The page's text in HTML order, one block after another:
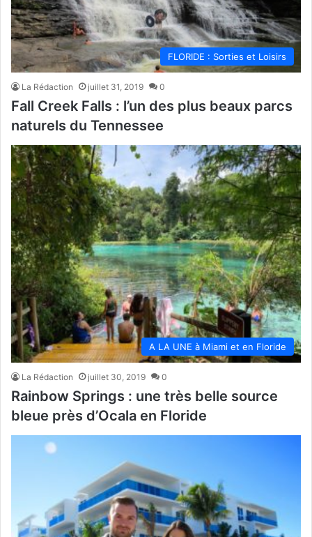
FLORIDE : Sorties et Loisirs
La Rédaction juillet 31, 2019 0
Fall Creek Falls : l’un des plus beaux parcs
naturels du Tennessee
A LA UNE à Miami et en Floride
La Rédaction juillet 30, 2019 0
Rainbow Springs : une très belle source
bleue près d’Ocala en Floride